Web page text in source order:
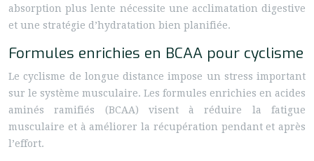
absorption plus lente nécessite une acclimatation digestive
et une stratégie d’hydratation bien planifiée.
Formules enrichies en BCAA pour cyclisme
Le cyclisme de longue distance impose un stress important
sur le système musculaire. Les formules enrichies en acides
aminés ramifiés (BCAA) visent à réduire la fatigue
musculaire et à améliorer la récupération pendant et après
l’effort.